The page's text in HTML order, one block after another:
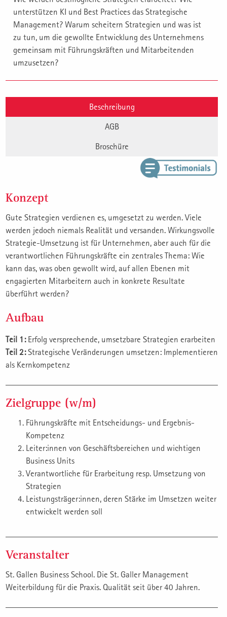
unterstützen KI und Best Practices das Strategische
Management? Warum scheitern Strategien und was ist
zu tun, um die gewollte Entwicklung des Unternehmens
gemeinsam mit Führungskräften und Mitarbeitenden
umzusetzen?
Beschreibung
AGB
Broschüre
Konzept
Gute Strategien verdienen es, umgesetzt zu werden. Viele
werden jedoch niemals Realität und versanden. Wirkungsvolle
Strategie-Umsetzung ist für Unternehmen, aber auch für die
verantwortlichen Führungskräfte ein zentrales Thema: Wie
kann das, was oben gewollt wird, auf allen Ebenen mit
engagierten Mitarbeitern auch in konkrete Resultate
überführt werden?
Aufbau
Teil 1:Erfolg versprechende, umsetzbare Strategien erarbeiten
Teil 2:Strategische Veränderungen umsetzen: Implementieren
als Kernkompetenz
Zielgruppe (w/m)
Führungskräfte mit Entscheidungs- und Ergebnis-
Kompetenz
Leiter:innen von Geschäftsbereichen und wichtigen
Business Units
Verantwortliche für Erarbeitung resp. Umsetzung von
Strategien
Leistungsträger:innen, deren Stärke im Umsetzen weiter
entwickelt werden soll
Veranstalter
St. Gallen Business School. Die St. Galler Management
Weiterbildung für die Praxis. Qualität seit über 40 Jahren.